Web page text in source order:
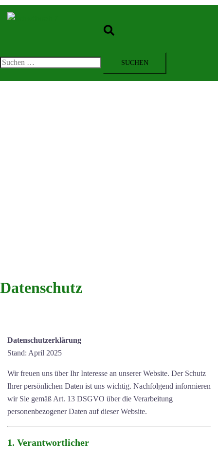
Datenschutz
Datenschutzerklärung
Stand: April 2025
Wir freuen uns über Ihr Interesse an unserer Website. Der Schutz
Ihrer persönlichen Daten ist uns wichtig. Nachfolgend informieren
wir Sie gemäß Art. 13 DSGVO über die Verarbeitung
personenbezogener Daten auf dieser Website.
1. Verantwortlicher